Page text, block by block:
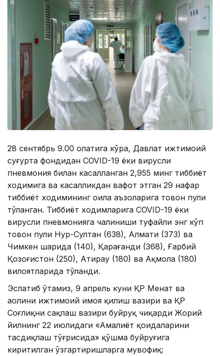
28 сентябрь 9.00 ҳолатига кўра, Давлат ижтимоий
суғурта фондидан COVID-19 ёки вирусли
пневмония билан касалланган 2,955 минг тиббиёт
ходимига ва касалликдан вафот этган 29 нафар
тиббиёт ходимининг оила аъзоларига товон пули
тўланган. Тиббиёт ходимларига COVID-19 ёки
вирусли пневмонияга чалиниши туфайли энг кўп
товон пули Нур-Султан (638), Алмати (373) ва
Чимкен шаҳрида (140), Қарағанди (368), Ғарбий
Қозоғистон (250), Атирау (180) ва Ақмола (180)
вилоятларида тўланди.
Эслатиб ўтамиз, 9 апрель куни ҚР Меҳнат ва
аҳолини ижтимоий ҳимоя қилиш вазири ва ҚР
Соғлиқни сақлаш вазири буйруқ чиқарди Жорий
йилнинг 22 июлидаги «Амалиёт қоидаларини
тасдиқлаш тўғрисида» қўшма буйруғига
киритилган ўзгартиришларга мувофиқ: